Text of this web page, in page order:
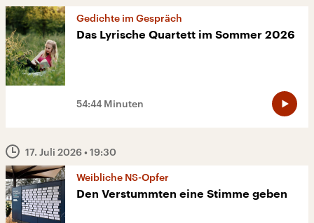
Gedichte im Gespräch
Das Lyrische Quartett im Sommer 2026
54:44 Minuten
17. Juli 2026• 19:30
Weibliche NS-Opfer
Den Verstummten eine Stimme geben